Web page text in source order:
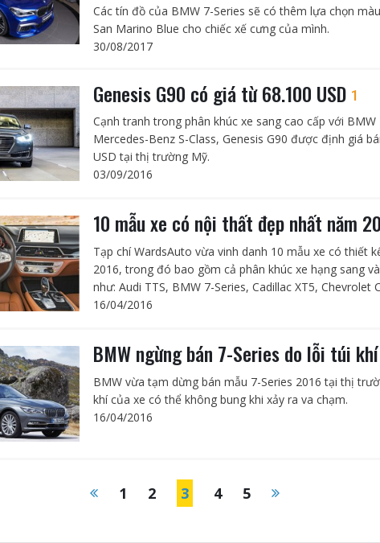
Các tín đồ của BMW 7-Series sẽ có thêm lựa chọn
San Marino Blue cho chiếc xế cưng của mình.
30/08/2017
Genesis G90 có giá từ 68.100 USD 1
Cạnh tranh trong phân khúc xe sang cao cấp với BMW
Mercedes-Benz S-Class, Genesis G90 được định giá
USD tại thị trường Mỹ.
03/09/2016
10 mẫu xe có nội thất đẹp nhất năm
Tạp chí WardsAuto vừa vinh danh 10 mẫu xe có thiết
2016, trong đó bao gồm cả phân khúc xe hạng sang
như: Audi TTS, BMW 7-Series, Cadillac XT5, Chevrolet
16/04/2016
BMW ngừng bán 7-Series do lỗi túi khí
BMW vừa tạm dừng bán mẫu 7-Series 2016 tại thị
khí của xe có thể không bung khi xảy ra va chạm.
16/04/2016
1 2 3 4 5